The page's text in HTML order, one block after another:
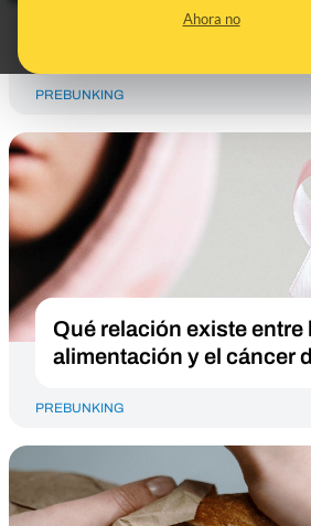
Ahora no
relación hay entre la
PREBUNKING
Qué relación existe entre
alimentación y el cáncer
PREBUNKING